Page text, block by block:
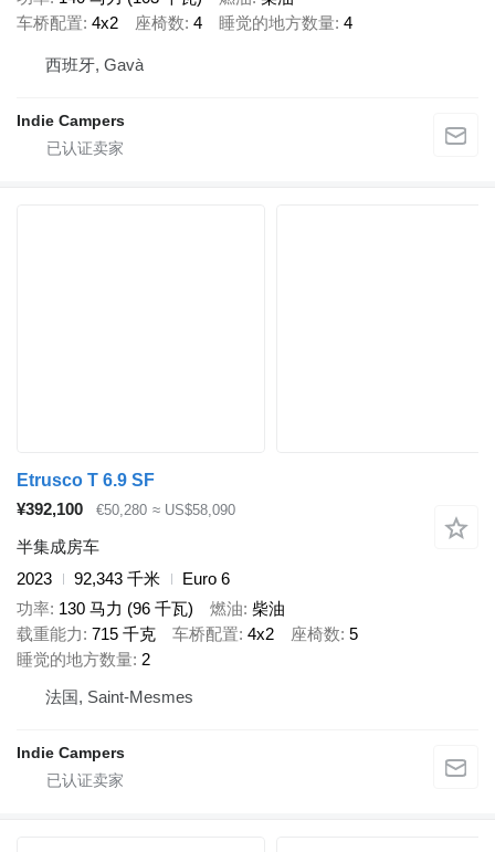
车桥配置 4x2 座椅数 4 睡觉的地方数量 4
西班牙, Gavà
Indie Campers
Etrusco T 6.9 SF
¥392,100
€50,280 ≈ US$58,090
半集成房车
2023
92,343 千米
Euro 6
功率 130 马力 (96 千瓦) 燃油 柴油
载重能力 715 千克 车桥配置 4x2 座椅数 5
睡觉的地方数量 2
法国, Saint-Mesmes
Indie Campers